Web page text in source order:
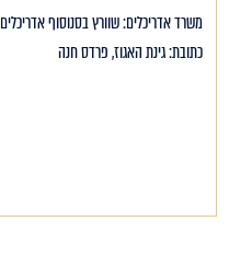
משרד אדריכלים: שוורץ בסנוסוף אדריכלים
כתובת: גינת האגוז, פרדס חנה